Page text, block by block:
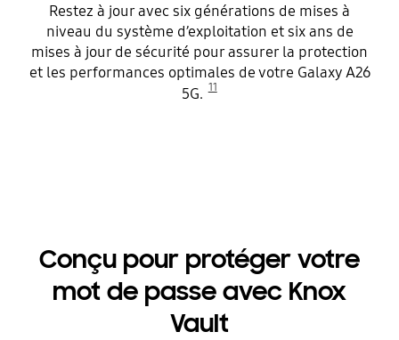
Restez à jour avec six générations de mises à
niveau du système d’exploitation et six ans de
mises à jour de sécurité pour assurer la protection
et les performances optimales de votre Galaxy A26
5G. 11
Conçu pour protéger votre
mot de passe avec Knox
Vault